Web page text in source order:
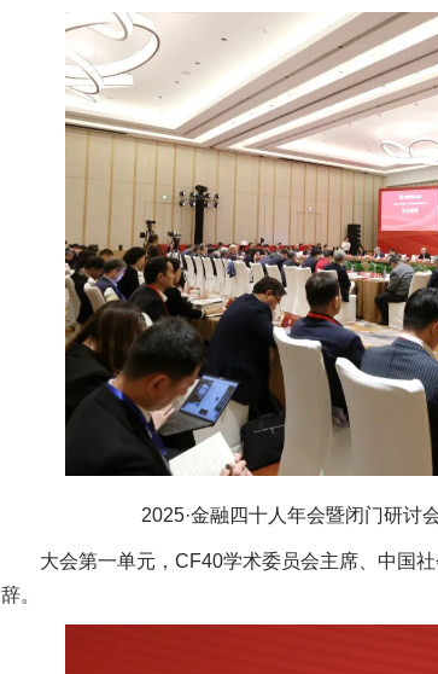
2025·金融四十人年会暨闭门研讨
大会第一单元，CF40学术委员会主席、中国
辞。